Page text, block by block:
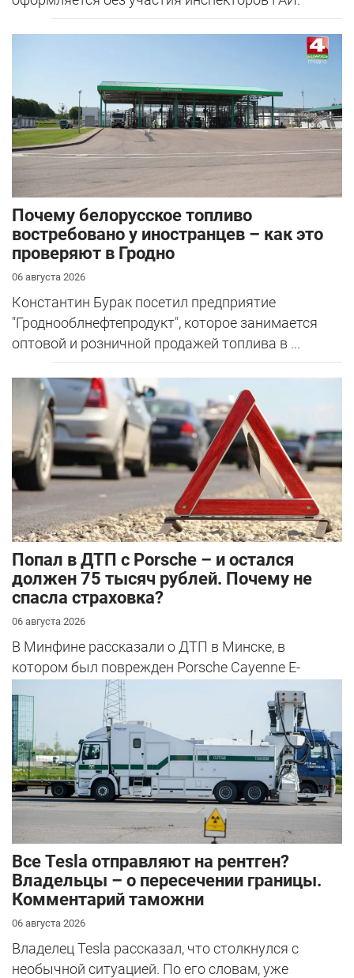
Почему белорусское топливо
востребовано у иностранцев – как это
проверяют в Гродно
06 августа 2026
Константин Бурак посетил предприятие
"Гроднооблнефтепродукт", которое занимается
оптовой и розничной продажей топлива в ...
​Попал в ДТП с Porsche – и остался
должен 75 тысяч рублей. Почему не
спасла страховка?
06 августа 2026
В Минфине рассказали о ДТП в Минске, в
котором был поврежден Porsche Cayenne E-
Все Tesla отправляют на рентген?
Владельцы – о пересечении границы.
Комментарий таможни
06 августа 2026
Владелец Tesla рассказал, что столкнулся с
необычной ситуацией. По его словам, уже